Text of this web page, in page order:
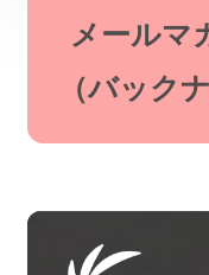
メールマ
（バック